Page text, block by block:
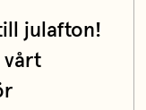
julafton!
vårt